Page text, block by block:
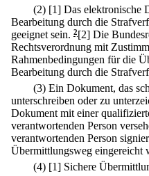
(2) [1] Das elektronische
Bearbeitung durch die
geeignet sein. 2[2] Die
Rechtsverordnung mit
Rahmenbedingungen für die
Bearbeitung durch die
(3) Ein Dokument, das
unterschreiben oder zu
Dokument mit einer
verantwortenden Person
verantwortenden Person
Übermittlungsweg eingereicht
(4) [1] Sichere